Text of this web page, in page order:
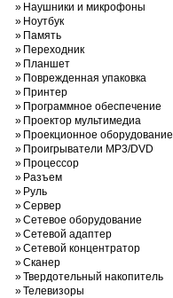
» Наушники и микрофоны
» Ноутбук
» Память
» Переходник
» Планшет
» Поврежденная упаковка
» Принтер
» Программное обеспечение
» Проектор мультимедиа
» Проекционное оборудование
» Проигрыватели MP3/DVD
» Процессор
» Разъем
» Руль
»Сервер
»Сетевое оборудование
»Сетевой адаптер
»Сетевой концентратор
»Сканер
»Твердотельный накопитель
»Телевизоры